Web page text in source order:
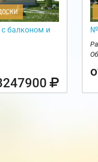
балконом и